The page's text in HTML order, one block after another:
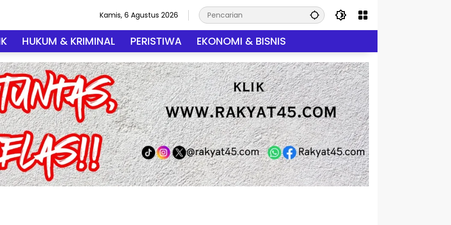
Kamis, 6 Agustus 2026
HUKUM & KRIMINAL PERISTIWA EKONOMI & BISNIS